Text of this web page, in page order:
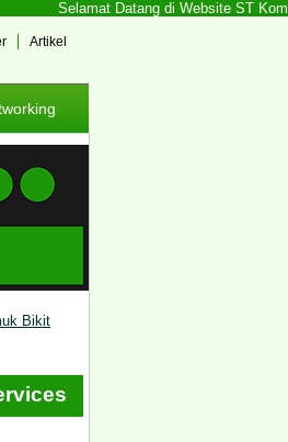
Selamat Datang di Website ST
Artikel
Bikit